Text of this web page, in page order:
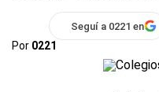
Seguí a 0221 en
Por 0221